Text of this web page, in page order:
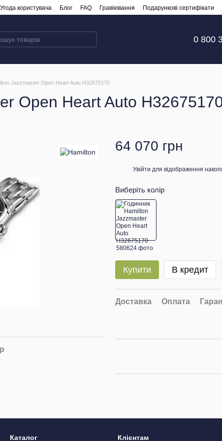
Угода користувача Блог FAQ Гравіювання Подарункові сертифікати
0 800
Jazzmaster Open Heart Auto H32675170
Open Heart Auto
64 070 грн
Увійти для відображення
Виберіть колір
Купити В кредит
Доставка Оплата
Каталог Клієнтам